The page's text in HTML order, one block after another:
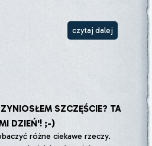
czytaj dalej
SZCZĘŚCIE? TA
DZIEŃ'! ;-)
różne ciekawe rzeczy.